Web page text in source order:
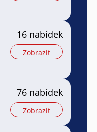
16 nabídek
Zobrazit
76 nabídek
Zobrazit